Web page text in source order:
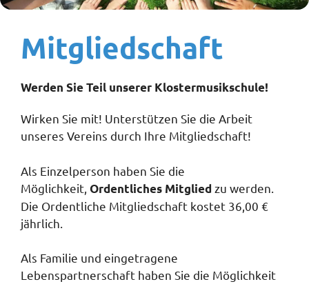
Mitgliedschaft
Werden Sie Teil unserer Klostermusikschule!
Wirken Sie mit! Unterstützen Sie die Arbeit
unseres Vereins durch Ihre Mitgliedschaft!
Als Einzelperson haben Sie die
Möglichkeit, Ordentliches Mitglied zu werden.
Die Ordentliche Mitgliedschaft kostet 36,00 €
jährlich.
Als Familie und eingetragene
Lebenspartnerschaft haben Sie die Möglichkeit